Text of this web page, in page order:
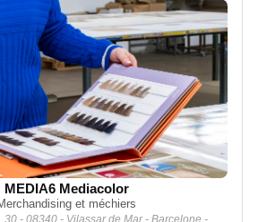
MEDIA6 Mediacolor
et méchiers
30 - 08340 - Vilassar de Mar - Barcelone -